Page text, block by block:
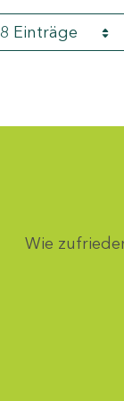
8 Einträge
Wie